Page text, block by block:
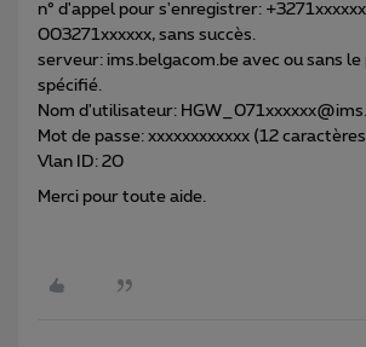
n° d'appel pour s'enregistrer:
003271xxxxxx, sans succès.
serveur: ims.belgacom.be avec ou sans
spécifié.
Nom d'utilisateur:
Mot de passe: xxxxxxxxxxxx (12
Vlan ID: 20
Merci pour toute aide.